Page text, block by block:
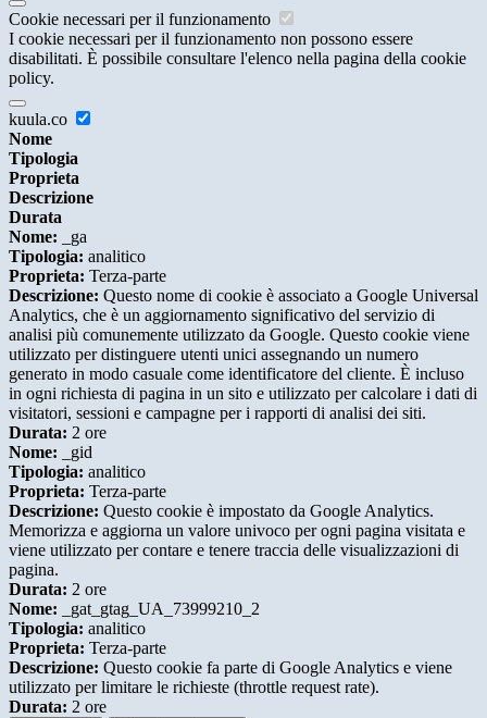
Cookie necessari per il funzionamento
I cookie necessari per il funzionamento non possono essere
disabilitati. È possibile consultare l'elenco nella pagina della cookie
policy.
kuula.co
Nome
Tipologia
Proprieta
Descrizione
Durata
Nome: _ga
Tipologia: analitico
Proprieta: Terza-parte
Descrizione: Questo nome di cookie è associato a Google Universal
Analytics, che è un aggiornamento significativo del servizio di
analisi più comunemente utilizzato da Google. Questo cookie viene
utilizzato per distinguere utenti unici assegnando un numero
generato in modo casuale come identificatore del cliente. È incluso
in ogni richiesta di pagina in un sito e utilizzato per calcolare i dati di
visitatori, sessioni e campagne per i rapporti di analisi dei siti.
Durata: 2 ore
Nome: _gid
Tipologia: analitico
Proprieta: Terza-parte
Descrizione: Questo cookie è impostato da Google Analytics.
Memorizza e aggiorna un valore univoco per ogni pagina visitata e
viene utilizzato per contare e tenere traccia delle visualizzazioni di
pagina.
Durata: 2 ore
Nome: _gat_gtag_UA_73999210_2
Tipologia: analitico
Proprieta: Terza-parte
Descrizione: Questo cookie fa parte di Google Analytics e viene
utilizzato per limitare le richieste (throttle request rate).
Durata: 2 ore